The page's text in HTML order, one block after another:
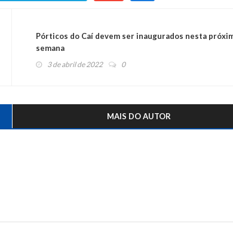
Pórticos do Caí devem ser inaugurados nesta
semana
3 de abril de 2022 0
MAIS DO AUTOR